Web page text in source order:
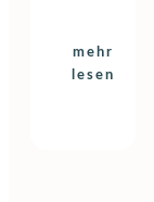
mehr
lesen